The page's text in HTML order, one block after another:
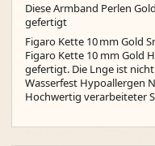
Diese Armband Perlen
gefertigt
Figaro Kette 10 mm Gold
Figaro Kette 10 mm Gold
gefertigt. Die Lnge ist
Wasserfest Hypoallergen
Hochwertig verarbeiteter